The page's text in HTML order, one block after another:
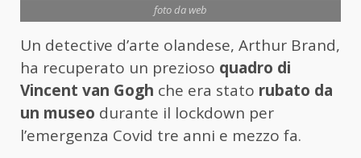
foto da web
Un detective d’arte olandese, Arthur Brand,
ha recuperato un prezioso quadro di
Vincent van Gogh che era stato rubato da
un museo durante il lockdown per
l’emergenza Covid tre anni e mezzo fa.